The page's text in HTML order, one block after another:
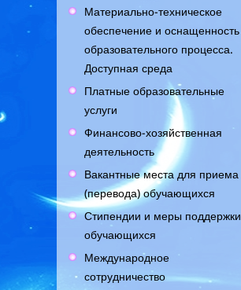
Материально-техническое
обеспечение и оснащенность
образовательного процесса.
Доступная среда
Платные образовательные
услуги
Финансово-хозяйственная
деятельность
Вакантные места для приема
(перевода) обучающихся
Стипендии и меры поддержки
обучающихся
Международное
сотрудничество